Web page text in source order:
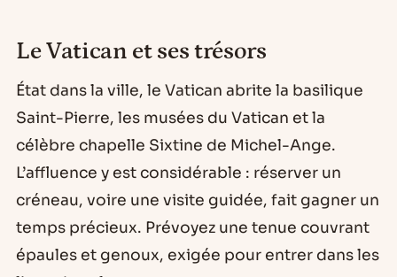
Le Vatican et ses trésors
État dans la ville, le Vatican abrite la basilique
Saint-Pierre, les musées du Vatican et la
célèbre chapelle Sixtine de Michel-Ange.
L’affluence y est considérable : réserver un
créneau, voire une visite guidée, fait gagner un
temps précieux. Prévoyez une tenue couvrant
épaules et genoux, exigée pour entrer dans les